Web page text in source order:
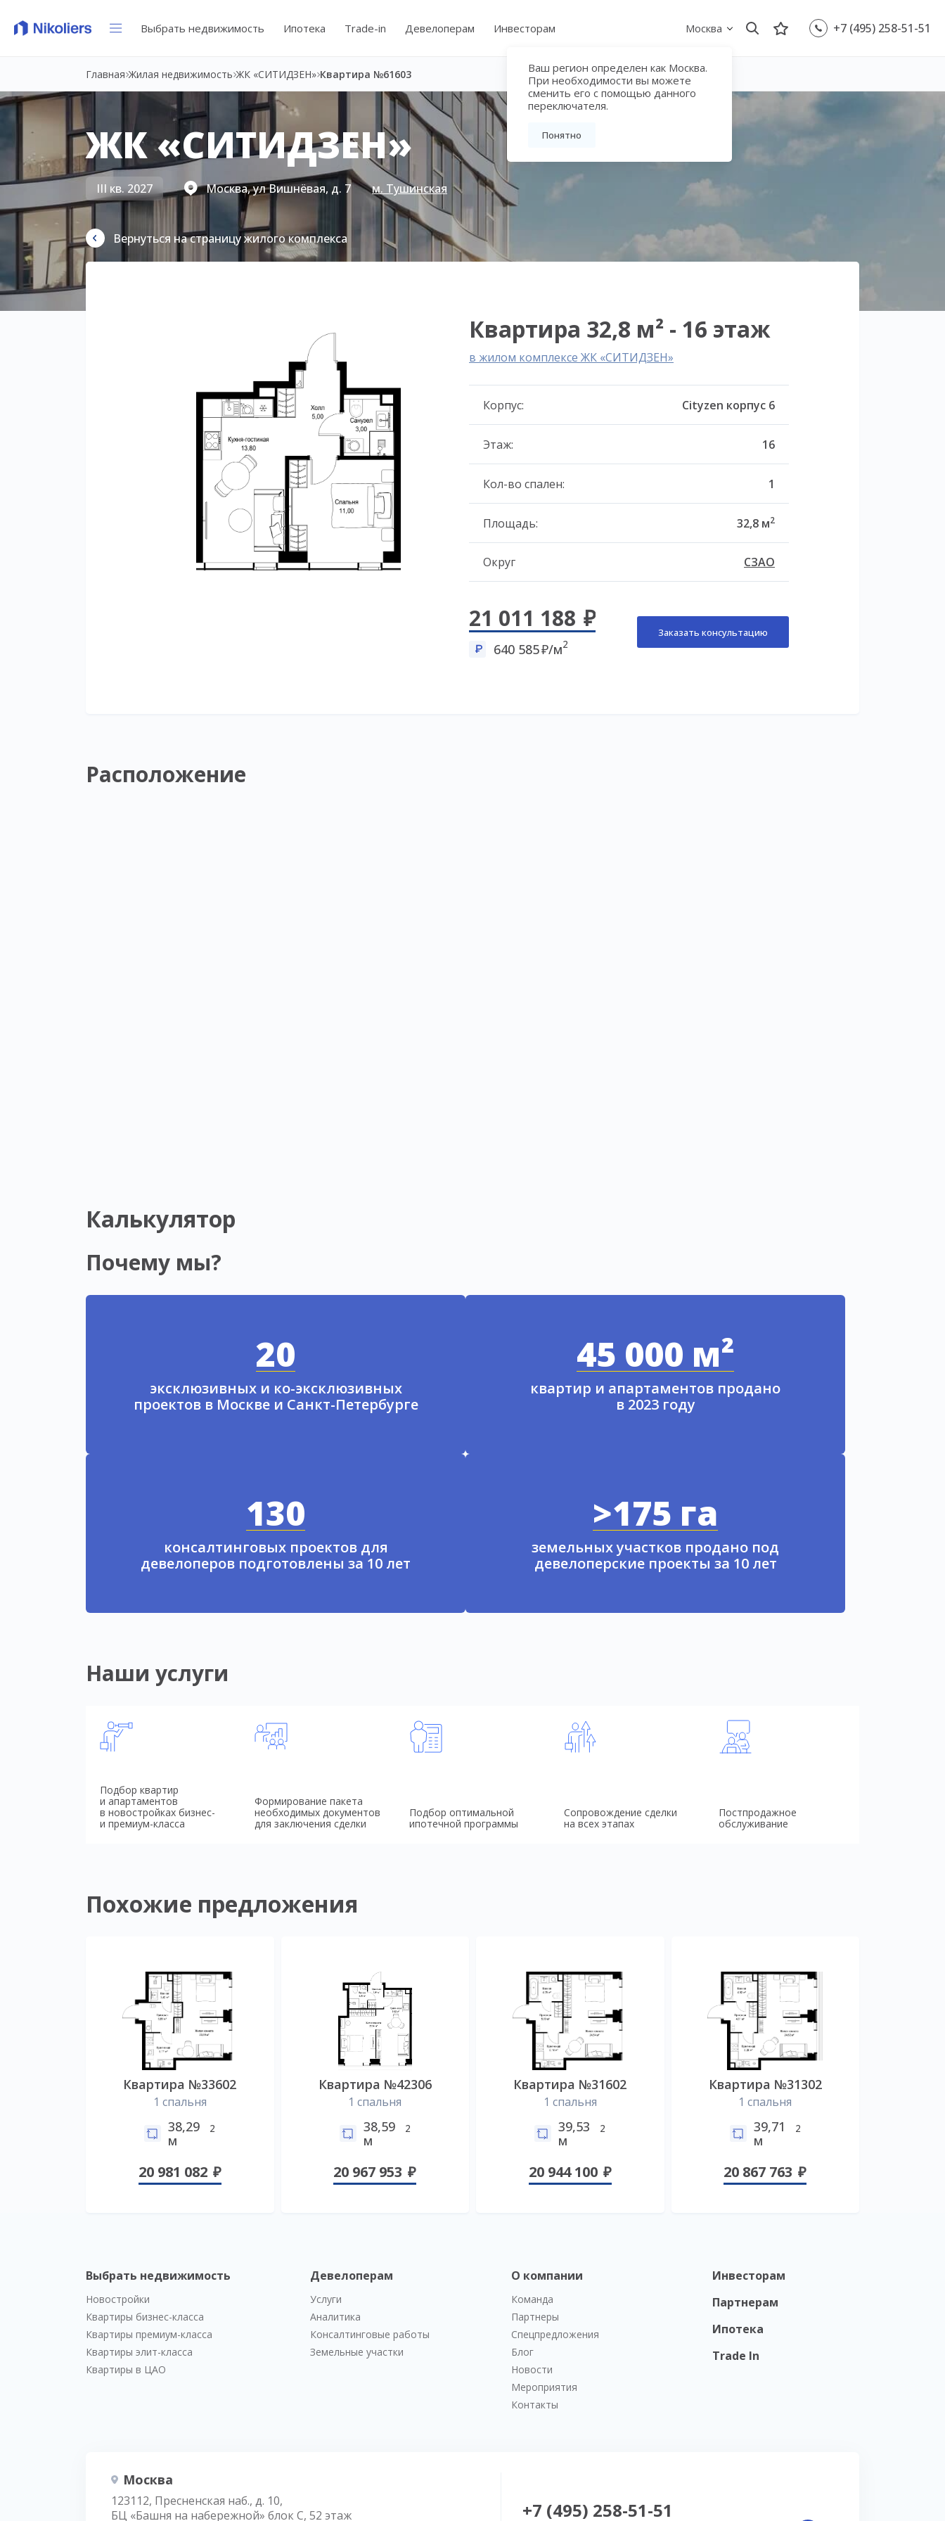
Выбрать недвижимость Ипотека Trade-in Девелоперам Инвесторам Москва
Ваш регион определен как Москва.
При необходимости вы можете
сменить его с помощью данного
переключателя.
Понятно
+7 (495) 258-51-51
Главная Жилая недвижимость ЖК «СИТИДЗЕН» Квартира №61603
ЖК «СИТИДЗЕН»
III кв. 2027 Москва, ул Вишнёвая, д. 7 м. Тушинская
Вернуться на страницу жилого комплекса
Квартира 32,8 м² - 16 этаж
в жилом комплексе ЖК «СИТИДЗЕН»
Корпус: Cityzen корпус 6
Этаж: 16
Кол-во спален: 1
Площадь: 32,8 м2
Округ СЗАО
21 011 188
640 585 /м2
Заказать консультацию
Расположение
Калькулятор
Почему мы?
20
эксклюзивных и ко-эксклюзивных
проектов в Москве и Санкт-Петербурге
45 000 м²
квартир и апартаментов продано
в 2023 году
130
консалтинговых проектов для
девелоперов подготовлены за 10 лет
>175 га
земельных участков продано под
девелоперские проекты за 10 лет
Наши услуги
Подбор квартир
и апартаментов
в новостройках бизнес-
и премиум-класса
Формирование пакета
необходимых документов
для заключения сделки
Подбор оптимальной
ипотечной программы
Сопровождение сделки
на всех этапах
Постпродажное
обслуживание
Похожие предложения
Квартира №33602
1 спальня
38,29
м
2
20 981 082
Квартира №42306
1 спальня
38,59
м
2
20 967 953
Квартира №31602
1 спальня
39,53
м
2
20 944 100
Квартира №31302
1 спальня
39,71
м
2
20 867 763
Выбрать недвижимость
Новостройки
Квартиры бизнес-класса
Квартиры премиум-класса
Квартиры элит-класса
Квартиры в ЦАО
Девелоперам
Услуги
Аналитика
Консалтинговые работы
Земельные участки
О компании
Команда
Партнеры
Спецпредложения
Блог
Новости
Мероприятия
Контакты
Инвесторам
Партнерам
Ипотека
Trade In
Москва
123112, Пресненская наб., д. 10,
БЦ «Башня на набережной» блок С, 52 этаж
+7 (495) 258-51-51